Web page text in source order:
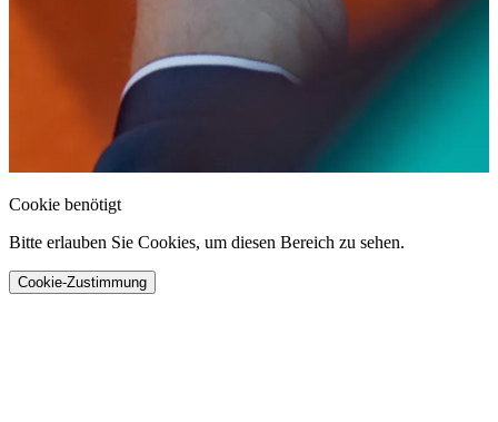
Cookie benötigt
Bitte erlauben Sie Cookies, um diesen Bereich zu sehen.
Cookie-Zustimmung